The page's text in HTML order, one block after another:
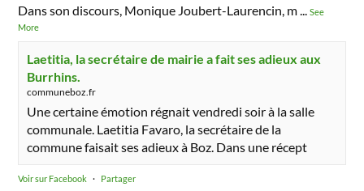
Dans son discours, Monique Joubert-Laurencin, m...See
More
Laetitia, la secrétaire de mairie a fait ses adieux aux
Burrhins.
communeboz.fr
Une certaine émotion régnait vendredi soir à la salle
communale. Laetitia Favaro, la secrétaire de la
commune faisait ses adieux à Boz. Dans une récept
Voir sur Facebook · Partager